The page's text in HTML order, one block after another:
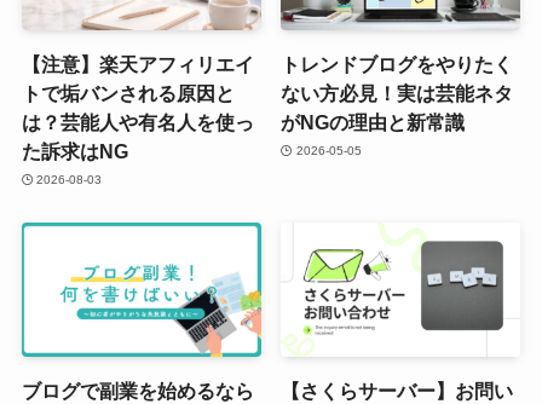
【注意】楽天アフィリエイ
トで垢バンされる原因と
は？芸能人や有名人を使っ
た訴求はNG
2026-08-03
トレンドブログをやりたく
ない方必見！実は芸能ネタ
がNGの理由と新常識
2026-05-05
ブログで副業を始めるなら
【さくらサーバー】お問い